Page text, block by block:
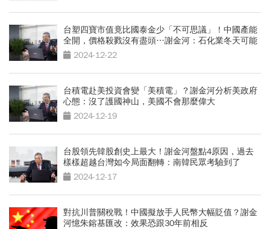
台塑四寶市值竟比國泰金少「不可思議」！中國產能
全開，價格殺戮沒有盡頭…謝金河：石化業冬天可能
會很久
2024-12-22
台積電赴美投資會變「美積電」？謝金河分析美政府
心態：沒了護國神山，美國不會那麼偉大
2024-12-19
台股領先韓股創史上最大！謝金河盤點4原因，過去
樣樣超越台灣如今局面翻轉：南韓民眾考驗到了
2024-12-17
對抗川普關稅戰！中國擬放手人民幣大幅貶值？謝金
河憶朱鎔基匯改：效果恐跟30年前相反